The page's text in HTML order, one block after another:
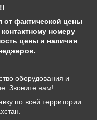
от фактической цены
номеру
цены и наличия
оборудования и
Звоните нам!
по всей территории